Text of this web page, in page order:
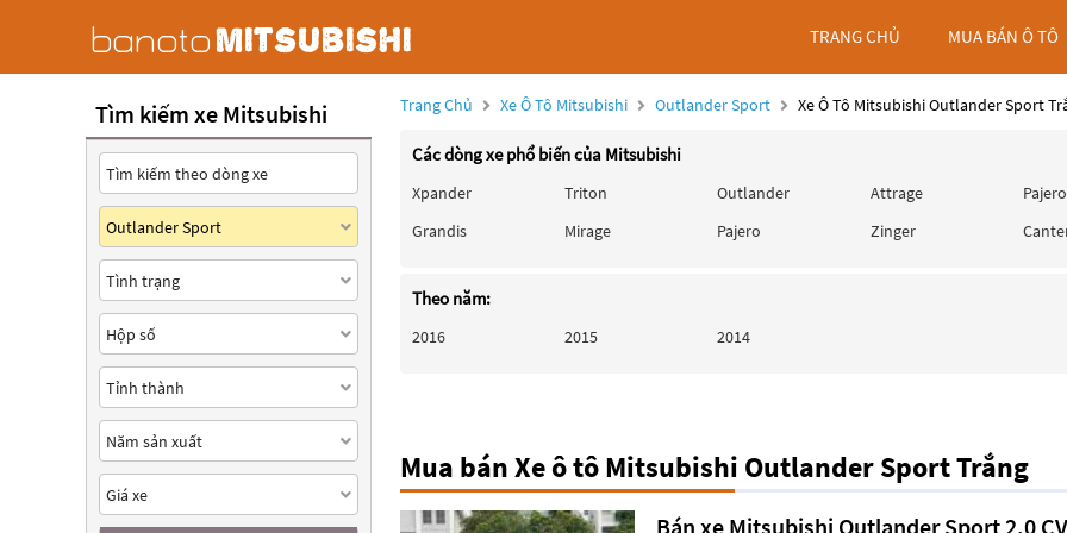
TRANG CHỦ MUA BÁN Ô TÔ
Trang Chủ Xe Ô Tô Mitsubishi Outlander Sport Xe Ô Tô Mitsubishi Outlander Sport
Các dòng xe phổ biến của Mitsubishi
Xpander Triton Outlander Attrage
Grandis
Mirage Pajero Zinger
Theo năm:
2016 2015 2014
Mua bán Xe ô tô Mitsubishi Outlander Sport Trắng
Bán xe Mitsubishi Outlander Sport 2.0
Tìm kiếm xe Mitsubishi